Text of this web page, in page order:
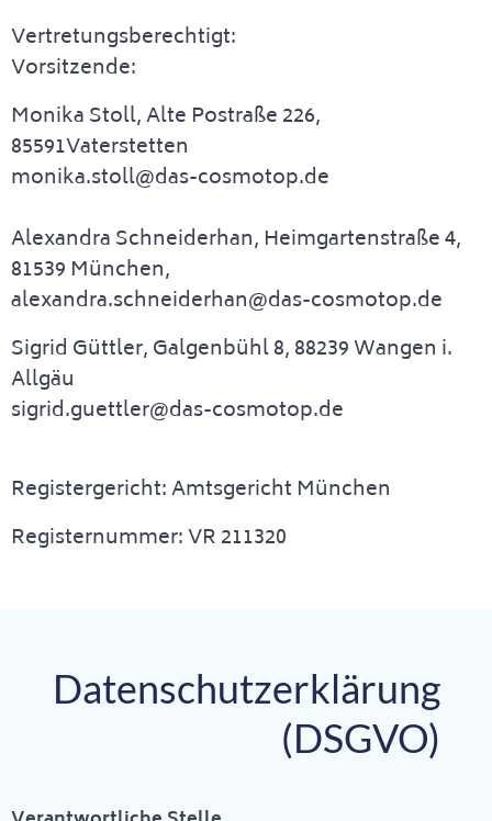
Vertretungsberechtigt:
Vorsitzende:
Monika Stoll, Alte Postraße 226,
85591Vaterstetten
monika.stoll@das-cosmotop.de
Alexandra Schneiderhan, Heimgartenstraße 4,
81539 München,
alexandra.schneiderhan@das-cosmotop.de
Sigrid Güttler, Galgenbühl 8, 88239 Wangen i.
Allgäu
sigrid.guettler@das-cosmotop.de
Registergericht: Amtsgericht München
Registernummer: VR 211320
Datenschutzerklärung
(DSGVO)